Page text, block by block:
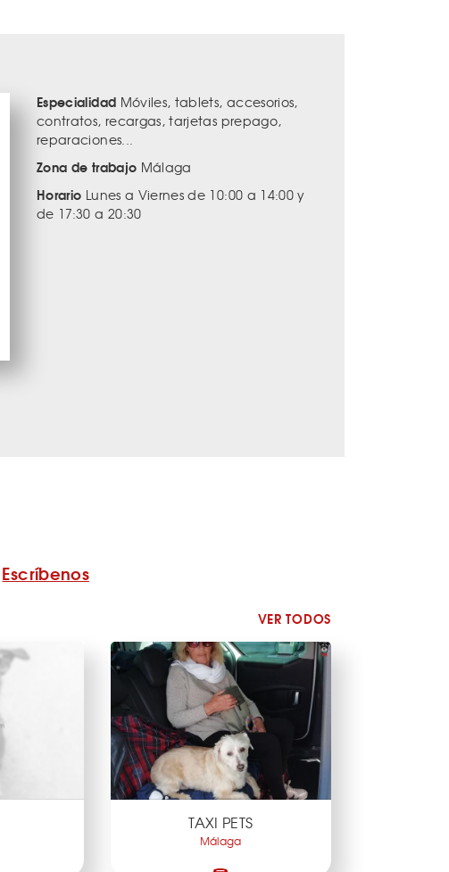
Especialidad Móviles, tablets, accesorios,
contratos, recargas, tarjetas prepago,
reparaciones...
Zona de trabajo Málaga
Horario Lunes a Viernes de 10:00 a 14:00 y
de 17:30 a 20:30
Escríbenos
VER TODOS
TAXI PETS
Málaga